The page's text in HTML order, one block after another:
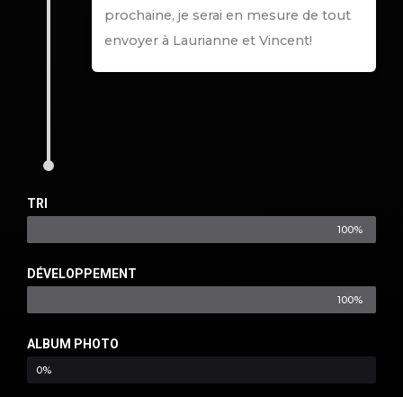
prochaine, je serai en mesure de tout
envoyer à Laurianne et Vincent!
TRI
100%
DÉVELOPPEMENT
100%
ALBUM PHOTO
0%